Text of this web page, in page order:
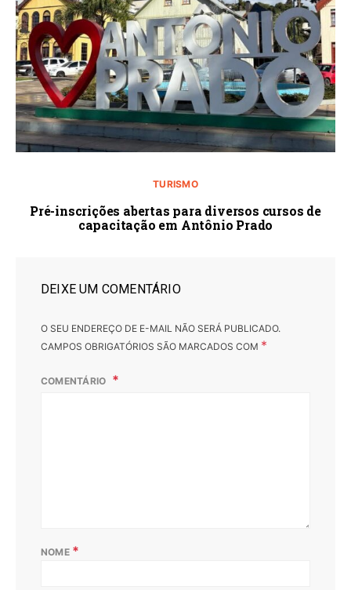
TURISMO
Pré-inscrições abertas para diversos cursos de
capacitação em Antônio Prado
DEIXE UM COMENTÁRIO
O SEU ENDEREÇO DE E-MAIL NÃO SERÁ PUBLICADO.
CAMPOS OBRIGATÓRIOS SÃO MARCADOS COM *
COMENTÁRIO
NOME *